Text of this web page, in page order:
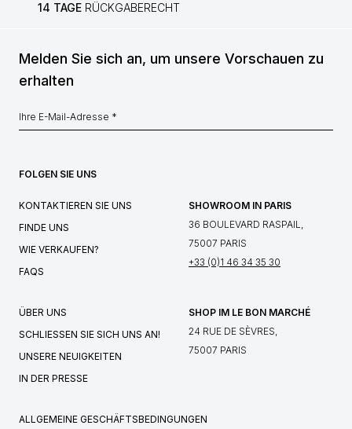
14 TAGE RÜCKGABERECHT
Melden Sie sich an, um unsere Vorschauen zu
erhalten
FOLGEN SIE UNS
KONTAKTIEREN SIE UNS
FINDE UNS
WIE VERKAUFEN?
FAQS
SHOWROOM IN PARIS
36 BOULEVARD RASPAIL,
75007 PARIS
+33 (0)1 46 34 35 30
ÜBER UNS
SCHLIESSEN SIE SICH UNS AN!
UNSERE NEUIGKEITEN
IN DER PRESSE
SHOP IM LE BON MARCHÉ
24 RUE DE SÈVRES,
75007 PARIS
ALLGEMEINE GESCHÄFTSBEDINGUNGEN